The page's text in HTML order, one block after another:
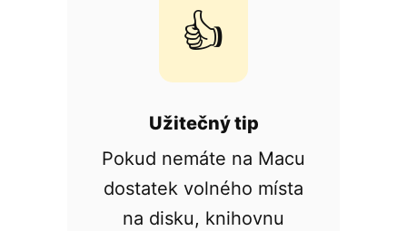
👍
Užitečný tip
Pokud nemáte na Macu
dostatek volného místa
na disku, knihovnu